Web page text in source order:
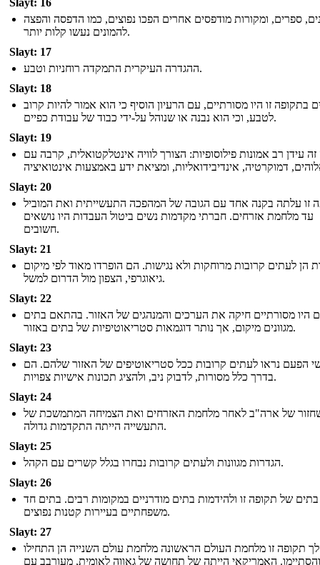
Slayt: 16
ספרים, ומקורות מודפסים אחרים הפכו נפוצים, כמו הדפסה והפצה
להמונים נעשו קלות יותר.
Slayt: 17
ההגדרה העיקרית התמקדה רוחניות וטבע.
Slayt: 18
בתקופה זו היו מסורתיים, עם הרעיון הוסיף כי הוא אמור להיות קרוב
לטבע, וכי הוא נבנה או שנוהל על-ידי כבוד של עבודת כפיים.
Slayt: 19
זה עידן רב אמונות פילוסופיות: הצורך לוויה אינטלקטואלית, קרבה עם
Slayt: 20
זו עלתה בקנה אחד עם הגובה של המהפכה התעשייתית ואת המוביל
עד מלחמת אזרחים. חברתי מקדמות נשים ביטול העבדות היו נושאים
חשובים.
Slayt: 21
הן לעתים קרובות מרוחקות ולא נגישות. הם הופרדו מאוד לפי מיקום
גיאוגרפי, הצפון מול הדרום למשל.
Slayt: 22
היו מסורתיים חיקה את הערכים והמנהגים של האזור. בהתאם בתים
מגוונים מיקום, אך נותר דוגמאות סטריאוטיפיות של בתים באזור.
Slayt: 23
הפעם נראו לעתים קרובות ככל סטריאוטיפים של האזור שלהם. הם
בדרך כלל מסורות, לדבוק ניב, ולהציג תכונות אישיות צפויות.
Slayt: 24
של ארה"ב לאחר מלחמת האזרחים ואת הצמיחה המתמשכת של
התעשייה הייתה התקדמות גדולה.
Slayt: 25
הגדרות מגוונות ולעתים קרובות נבחרו בגלל קשרים עם הקהל.
Slayt: 26
בתים של תקופה זו ולהידמות בתים מודרניים במקומות רבים. בתים חד
משפחתיים בעיירות קטנות נפוצים.
Slayt: 27
תקופה זו מלחמת העולם הראשונה מלחמת עולם השנייה הן התחילו
והסתיימו. האמריקאי הייתה של תחושה של גאווה לאומית, מעורבב עם